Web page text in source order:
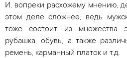
И, вопреки расхожему мнению,
этом деле сложнее, ведь
тоже состоит из множества
рубашка, обувь, а также
ремень, карманный платок и т.д.